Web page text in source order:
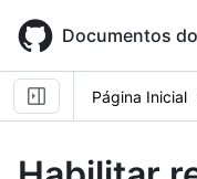
main
content
Documentos
Página Inicial